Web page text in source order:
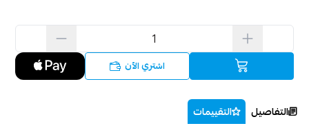
اشتري الآن
التفاصيل التقييمات